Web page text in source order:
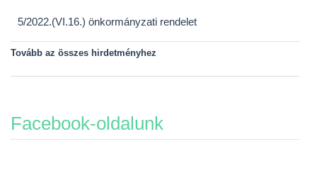
5/2022.(VI.16.) önkormányzati rendelet
Tovább az összes hirdetményhez
Facebook-oldalunk